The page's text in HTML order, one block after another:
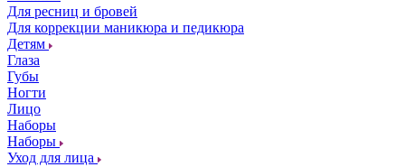
Для ресниц и бровей
Для коррекции маникюра и педикюра
Детям
Глаза
Губы
Ногти
Лицо
Наборы
Наборы
Уход для лица